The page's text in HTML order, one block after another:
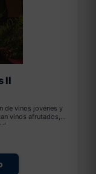
II
de vinos jovenes y
vinos afrutados,